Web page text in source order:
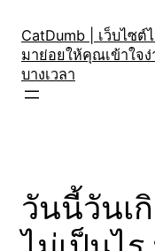
content
CatDumb | เว็บไซ
มาย่อยให้คุณเข้าใจ
บางเวลา
วันนี้วันเ